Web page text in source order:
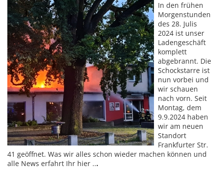
In den frühen
Morgenstunden
des 28. Julis
2024 ist unser
Ladengeschäft
komplett
abgebrannt. Die
Schockstarre ist
nun vorbei und
wir schauen
nach vorn. Seit
Montag, dem
9.9.2024 haben
wir am neuen
Standort
Frankfurter Str.
41 geöffnet. Was wir alles schon wieder machen können und
alle News erfahrt Ihr hier ...